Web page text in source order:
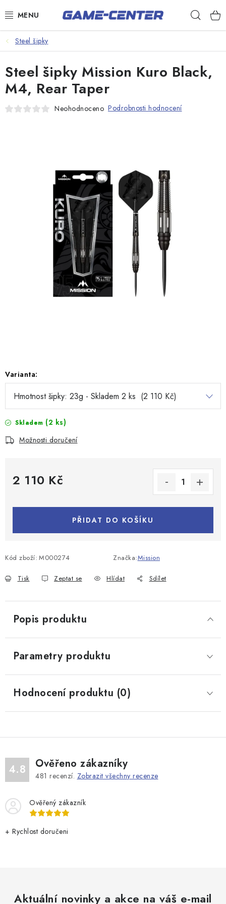
na
Šipky
Poker
Stolní fotbal
Steel šipky
Varianta:
Skladem (2 ks)
Možnosti doručení
2 110 Kč
PŘIDAT DO KOŠÍKU
Kód zboží: M000274 Značka:Mission
Tisk Zeptat se Hlídat Sdílet
Steel šipky Mission Kuro Black,
M4, Rear Taper
Neohodnoceno Podrobnosti hodnocení
Popis produktu
Parametry produktu
Hodnocení produktu (0)
4.8 Ověřeno zákazníky
481 recenzí. Zobrazit všechny recenze
Ověřený zákazník
+ Rychlost doručeni
Aktuální novinky a akce na váš e-mail